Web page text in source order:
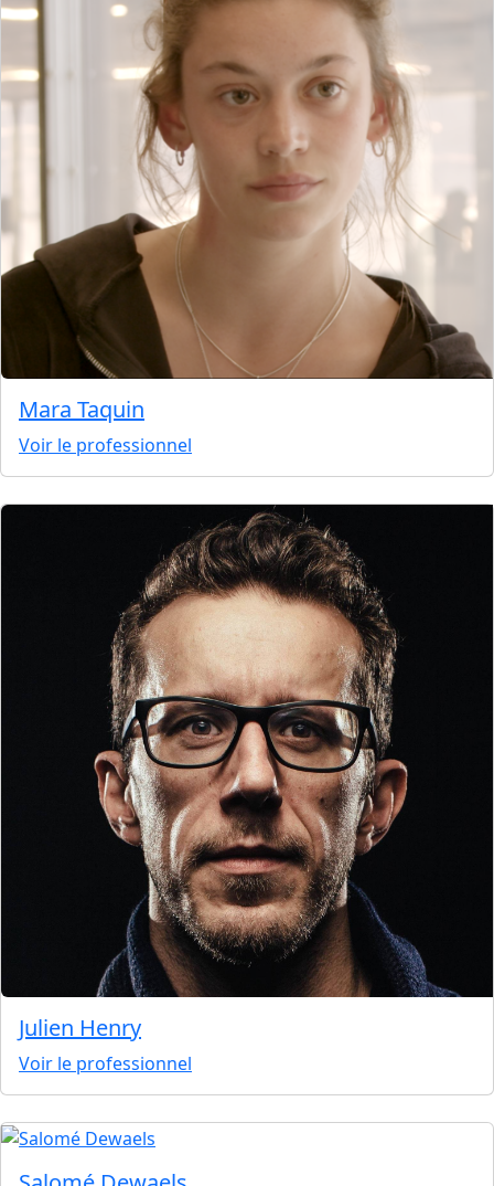
Mara Taquin
Voir le professionnel
Julien Henry
Voir le professionnel